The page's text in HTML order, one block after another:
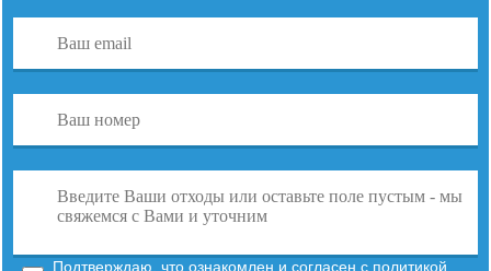
Подтверждаю, что ознакомлен и согласен с политикой